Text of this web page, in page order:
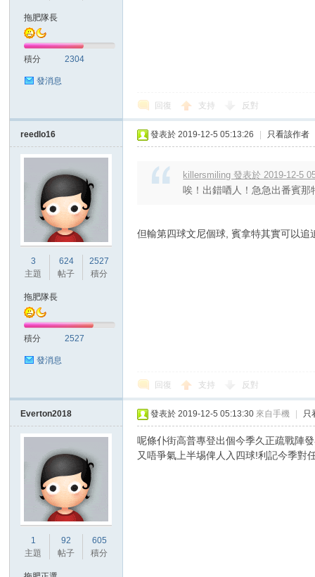
拖肥隊長
積分 2304
發消息
回復 支持 反對
reedlo16
3
主題
624
帖子
2527
積分
拖肥隊長
積分 2527
發消息
發表於 2019-12-5 05:13:26 只看該作者
killersmiling 發表於 2019-12-5
唉！出錯唒人！急急出番賓那
但輸第四球文尼個球, 賓拿特其實可以
回復 支持 反對
Everton2018
1
主題
92
帖子
605
積分
發表於 2019-12-5 05:13:30 來自手機 只
呢條仆街高普專登出個今季久正疏戰陣
又唔爭氣上半埸俾人入四球!利記今季對